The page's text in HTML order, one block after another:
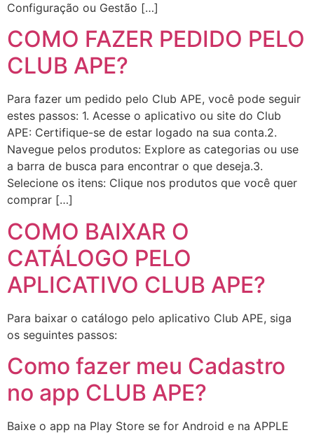
Configuração ou Gestão […]
COMO FAZER PEDIDO PELO
CLUB APE?
Para fazer um pedido pelo Club APE, você pode seguir
estes passos: 1. Acesse o aplicativo ou site do Club
APE: Certifique-se de estar logado na sua conta.2.
Navegue pelos produtos: Explore as categorias ou use
a barra de busca para encontrar o que deseja.3.
Selecione os itens: Clique nos produtos que você quer
comprar […]
COMO BAIXAR O
CATÁLOGO PELO
APLICATIVO CLUB APE?
Para baixar o catálogo pelo aplicativo Club APE, siga
os seguintes passos:
Como fazer meu Cadastro
no app CLUB APE?
Baixe o app na Play Store se for Android e na APPLE